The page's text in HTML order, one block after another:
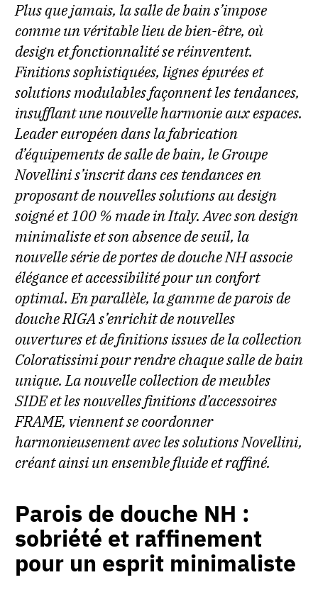
Plus que jamais, la salle de bain s’impose
comme un véritable lieu de bien-être, où
design et fonctionnalité se réinventent.
Finitions sophistiquées, lignes épurées et
solutions modulables façonnent les tendances,
insufflant une nouvelle harmonie aux espaces.
Leader européen dans la fabrication
d’équipements de salle de bain, le Groupe
Novellini s’inscrit dans ces tendances en
proposant de nouvelles solutions au design
soigné et 100 % made in Italy. Avec son design
minimaliste et son absence de seuil, la
nouvelle série de portes de douche NH associe
élégance et accessibilité pour un confort
optimal. En parallèle, la gamme de parois de
douche RIGA s’enrichit de nouvelles
ouvertures et de finitions issues de la collection
Coloratissimi pour rendre chaque salle de bain
unique. La nouvelle collection de meubles
SIDE et les nouvelles finitions d’accessoires
FRAME, viennent se coordonner
harmonieusement avec les solutions Novellini,
créant ainsi un ensemble fluide et raffiné.
Parois de douche NH :
sobriété et raffinement
pour un esprit minimaliste